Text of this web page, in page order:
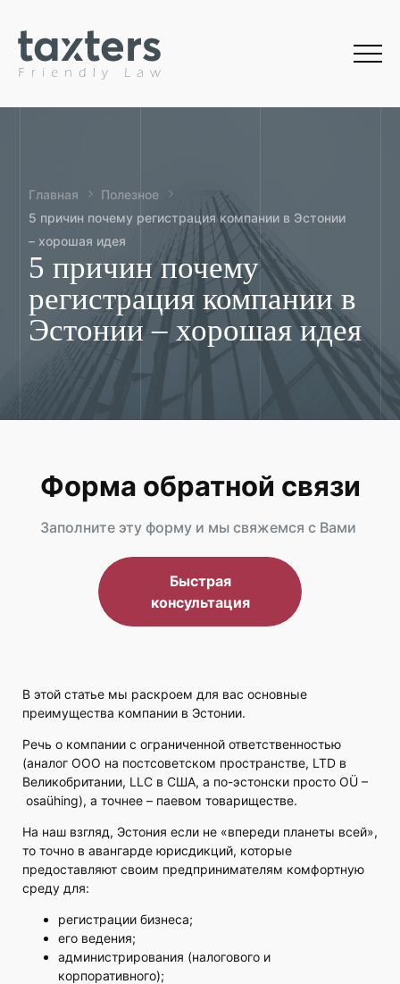
Главная
Полезное
5 причин почему регистрация компании в Эстонии
– хорошая идея
5 причин почему
регистрация компании в
Эстонии – хорошая идея
Форма обратной связи
Заполните эту форму и мы свяжемся с Вами
Быстрая
консультация
В этой статье мы раскроем для вас основные
преимущества компании в Эстонии.
Речь о компании с ограниченной ответственностью
(аналог ООО на постсоветском пространстве, LTD в
Великобритании, LLC в США, а по-эстонски просто ОÜ –
osaühing), а точнее – паевом товариществе.
На наш взгляд, Эстония если не «впереди планеты всей»,
то точно в авангарде юрисдикций, которые
предоставляют своим предпринимателям комфортную
среду для:
регистрации бизнеса;
его ведения;
администрирования (налогового и
корпоративного);